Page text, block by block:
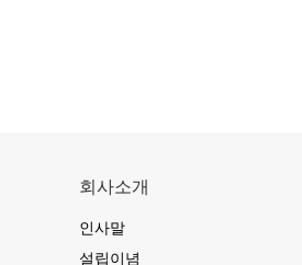
회사소개
인사말
설립이념